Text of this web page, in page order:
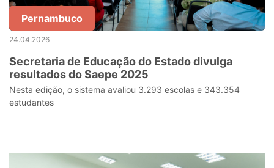
Pernambuco
24.04.2026
Secretaria de Educação do Estado divulga
resultados do Saepe 2025
Nesta edição, o sistema avaliou 3.293 escolas e 343.354
estudantes